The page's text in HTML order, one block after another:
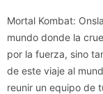
Mortal Kombat:
mundo donde la
por la fuerza, sino
de este viaje al
reunir un equipo de